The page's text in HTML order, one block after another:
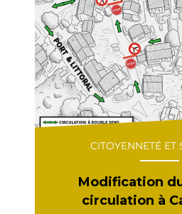
CITOYENNETÉ ET
Modification
circulation à